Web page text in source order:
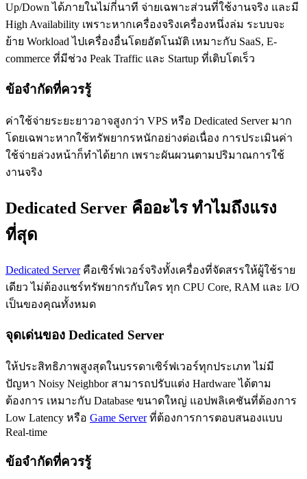
Up/Down ได้ภายในไม่กี่นาที จ่ายเฉพาะส่วนที่ใช้งานจริง และมี
High Availability เพราะหากเครื่องจริงเครื่องหนึ่งล่ม ระบบจะ
ย้าย Workload ไปเครื่องอื่นโดยอัตโนมัติ เหมาะกับ SaaS, E-
commerce ที่มีช่วง Peak Traffic และ Startup ที่เติบโตเร็ว
ข้อจำกัดที่ควรรู้
ค่าใช้จ่ายระยะยาวอาจสูงกว่า VPS หรือ Dedicated Server มาก
โดยเฉพาะหากใช้ทรัพยากรหนักอย่างต่อเนื่อง การประเมินค่า
ใช้จ่ายล่วงหน้าก็ทำได้ยาก เพราะผันผวนตามปริมาณการใช้
งานจริง
Dedicated Server คืออะไร ทำไมถึงแรง
ที่สุด
Dedicated Serverคือเซิร์ฟเวอร์จริงทั้งเครื่องที่จัดสรรให้ผู้ใช้ราย
เดียว ไม่ต้องแชร์ทรัพยากรกับใคร ทุก CPU Core, RAM และ I/O
เป็นของคุณทั้งหมด
จุดเด่นของ Dedicated Server
ให้ประสิทธิภาพสูงสุดในบรรดาเซิร์ฟเวอร์ทุกประเภท ไม่มี
ปัญหา Noisy Neighbor สามารถปรับแต่ง Hardware ได้ตาม
ต้องการ เหมาะกับ Database ขนาดใหญ่ แอปพลิเคชันที่ต้องการ
Low Latency หรือ Game Serverที่ต้องการการตอบสนองแบบ
Real-time
ข้อจำกัดที่ควรรู้